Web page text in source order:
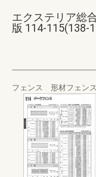
エクステリア総
版 114-115(138-
フェンス 形材フェンス